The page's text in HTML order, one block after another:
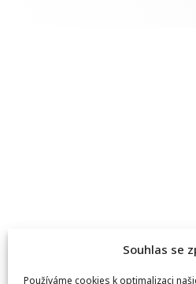
Souhlas se
Používáme cookies k optimalizaci